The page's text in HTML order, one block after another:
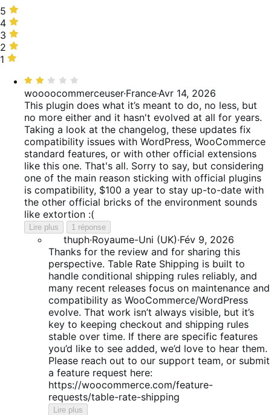
5 étoiles,
37 %
des
avis
5
4 étoiles,
21 %
des
avis
4
3 étoiles,
5 %
des
3
2 étoiles,
26 %
avis
2
1 étoile,
des
1
Noté
2
sur
5
woooocommerceuser·France·Avr 14, 2026
This plugin does what it’s meant to do, no less, but
no more either and it hasn't evolved at all for years.
Taking a look at the changelog, these updates fix
compatibility issues with WordPress, WooCommerce
standard features, or with other official extensions
like this one. That's all. Sorry to say, but considering
one of the main reason sticking with official plugins
is compatibility, $100 a year to stay up-to-date with
the other official bricks of the environment sounds
like extortion :(
Lire plus 1 réponse
thuph·Royaume-Uni (UK)·Fév 9, 2026
Thanks for the review and for sharing this
perspective. Table Rate Shipping is built to
handle conditional shipping rules reliably, and
many recent releases focus on maintenance and
compatibility as WooCommerce/WordPress
evolve. That work isn’t always visible, but it’s
key to keeping checkout and shipping rules
stable over time. If there are specific features
you’d like to see added, we’d love to hear them.
Please reach out to our support team, or submit
a feature request here:
https://woocommerce.com/feature-
requests/table-rate-shipping
Lire plus